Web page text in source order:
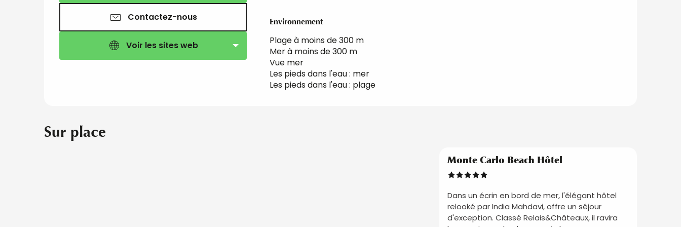
Contactez-nous
Voir les sites web
Environnement
Environnement
Plage à moins de 300 m
Mer à moins de 300 m
Vue mer
Les pieds dans l'eau : mer
Les pieds dans l'eau : plage
Sur place
Monte Carlo Beach Hôtel
Dans un écrin en bord de mer, l'élégant hôtel
relooké par India Mahdavi, offre un séjour
d'exception. Classé Relais&Châteaux, il ravira